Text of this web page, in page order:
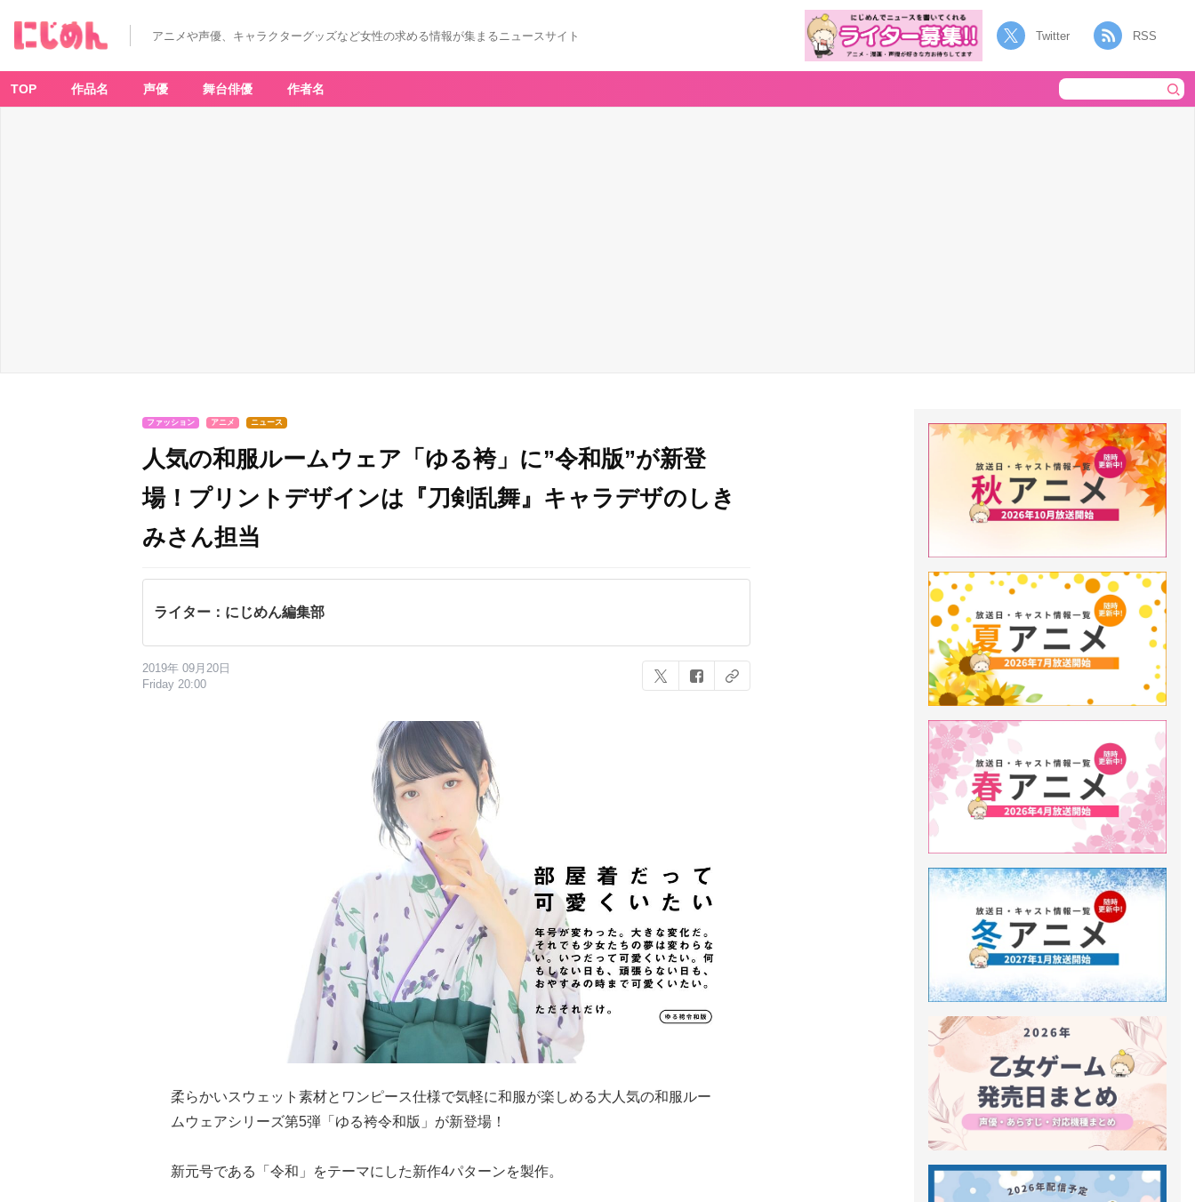
アニメや声優、キャラクターグッズなど女性の求める情報が集まるニュースサイト Twitter RSS
TOP 作品名 声優 舞台俳優 作者名
ファッション アニメ ニュース
人気の和服ルームウェア「ゆる袴」に”令和版”が新登
場！プリントデザインは『刀剣乱舞』キャラデザのしき
みさん担当
ライター：にじめん編集部
2019年 09月20日
Friday 20:00
柔らかいスウェット素材とワンピース仕様で気軽に和服が楽しめる大人気の和服ルー
ムウェアシリーズ第5弾「ゆる袴令和版」が新登場！
新元号である「令和」をテーマにした新作4パターンを製作。